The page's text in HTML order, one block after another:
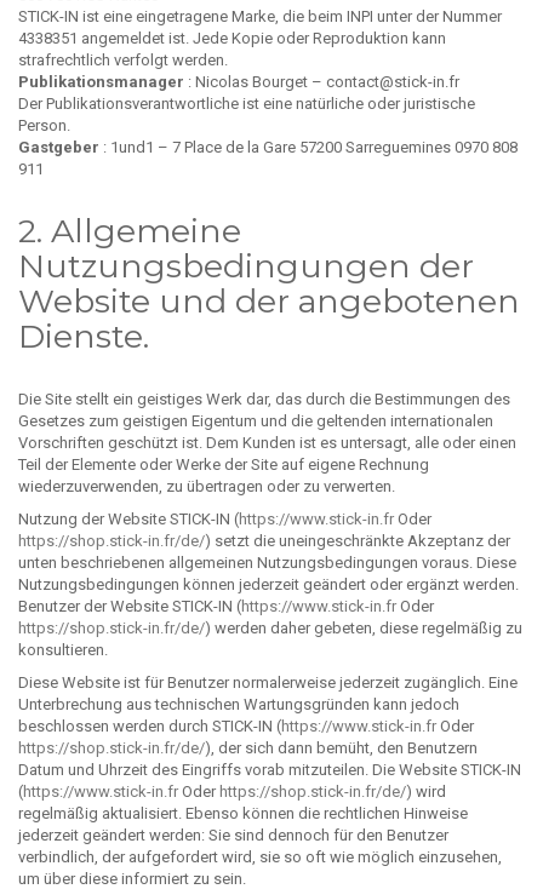
STICK-IN ist eine eingetragene Marke, die beim INPI unter der Nummer
4338351 angemeldet ist. Jede Kopie oder Reproduktion kann
strafrechtlich verfolgt werden.
Publikationsmanager : Nicolas Bourget – contact@stick-in.fr
Der Publikationsverantwortliche ist eine natürliche oder juristische
Person.
Gastgeber : 1und1 – 7 Place de la Gare 57200 Sarreguemines 0970 808
911
2. Allgemeine
Nutzungsbedingungen der
Website und der angebotenen
Dienste.
Die Site stellt ein geistiges Werk dar, das durch die Bestimmungen des
Gesetzes zum geistigen Eigentum und die geltenden internationalen
Vorschriften geschützt ist. Dem Kunden ist es untersagt, alle oder einen
Teil der Elemente oder Werke der Site auf eigene Rechnung
wiederzuverwenden, zu übertragen oder zu verwerten.
Nutzung der Website STICK-IN (https://www.stick-in.fr Oder
https://shop.stick-in.fr/de/) setzt die uneingeschränkte Akzeptanz der
unten beschriebenen allgemeinen Nutzungsbedingungen voraus. Diese
Nutzungsbedingungen können jederzeit geändert oder ergänzt werden.
Benutzer der Website STICK-IN (https://www.stick-in.fr Oder
https://shop.stick-in.fr/de/) werden daher gebeten, diese regelmäßig zu
konsultieren.
Diese Website ist für Benutzer normalerweise jederzeit zugänglich. Eine
Unterbrechung aus technischen Wartungsgründen kann jedoch
beschlossen werden durch STICK-IN (https://www.stick-in.fr Oder
https://shop.stick-in.fr/de/), der sich dann bemüht, den Benutzern
Datum und Uhrzeit des Eingriffs vorab mitzuteilen. Die Website STICK-IN
(https://www.stick-in.fr Oder https://shop.stick-in.fr/de/) wird
regelmäßig aktualisiert. Ebenso können die rechtlichen Hinweise
jederzeit geändert werden: Sie sind dennoch für den Benutzer
verbindlich, der aufgefordert wird, sie so oft wie möglich einzusehen,
um über diese informiert zu sein.